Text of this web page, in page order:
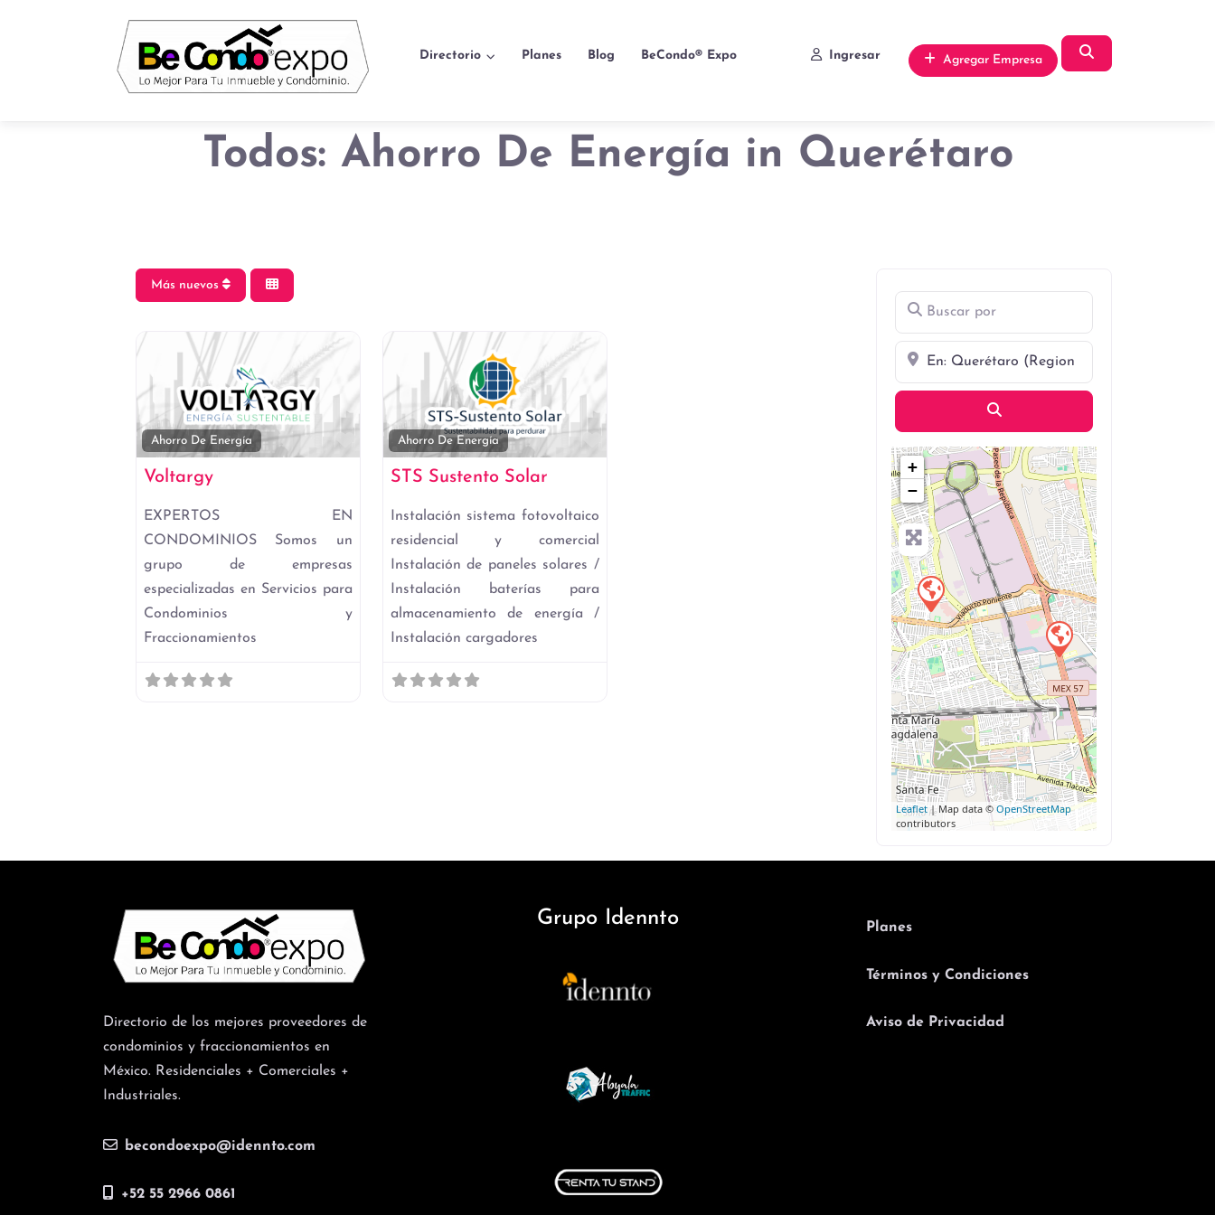
Directorio Planes Blog BeCondo® Expo Ingresar Agregar Empresa
Todos: Ahorro De Energía in Querétaro
Buscar por
Cerca
+
−
Leaflet| Map data © OpenStreetMap
contributors
Más nuevos
Ahorro De Energía
Favorito
Voltargy
EXPERTOS EN
CONDOMINIOS Somos un
grupo de empresas
especializadas en Servicios para
Condominios y
Fraccionamientos
Ahorro De Energía
STS Sustento Solar
Instalación sistema fotovoltaico
residencial y comercial
Instalación de paneles solares /
Instalación baterías para
almacenamiento de energía /
Instalación cargadores
Directorio de los mejores proveedores de
condominios y fraccionamientos en
México. Residenciales + Comerciales +
Industriales.
becondoexpo@idennto.com
+52 55 2966 0861
Grupo Idennto Planes
Términos y Condiciones
Aviso de Privacidad